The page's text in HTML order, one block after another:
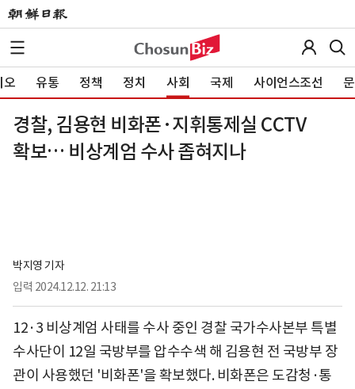
오 유통 정책 정치 사회 국제 사이언스조선
경찰, 김용현 비화폰·지휘통제실 CCTV
확보… 비상계엄 수사 좁혀지나
박지영 기자
입력 2024.12.12. 21:13
12·3 비상계엄 사태를 수사 중인 경찰 국가수사본부 특별
수사단이 12일 국방부를 압수수색 해 김용현 전 국방부 장
관이 사용했던 '비화폰'을 확보했다. 비화폰은 도감청·통